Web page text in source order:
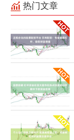
热门文章